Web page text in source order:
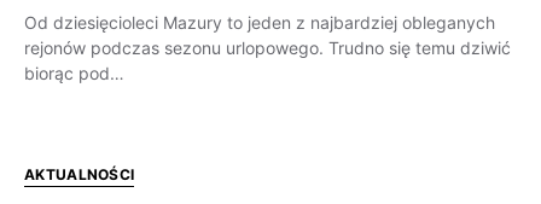
Od dziesięcioleci Mazury to jeden z najbardziej obleganych
rejonów podczas sezonu urlopowego. Trudno się temu dziwić
biorąc pod…
AKTUALNOŚCI